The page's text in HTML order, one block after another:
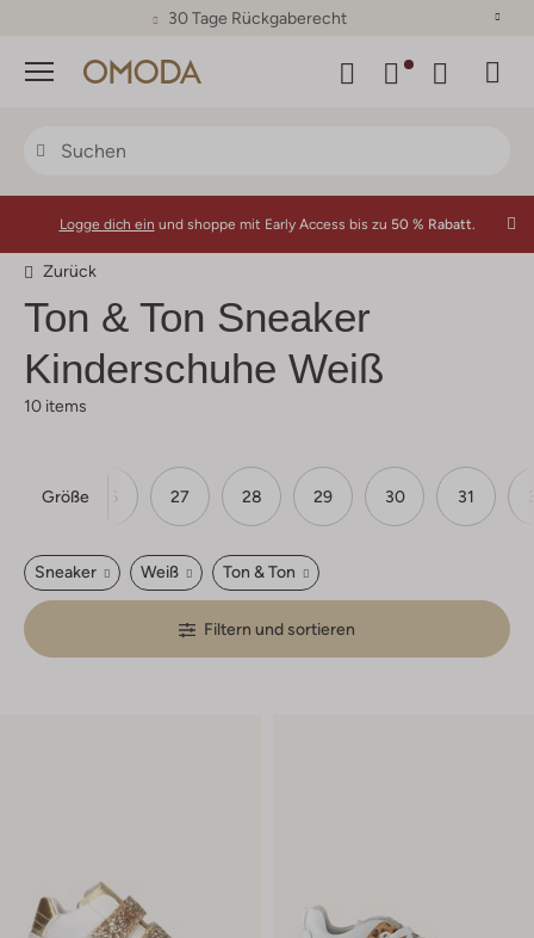
30 Tage Rückgaberecht
Menü
Logge dich ein und shoppe mit Early Access bis zu 50 % Rabatt.
Zurück
Ton & Ton Sneaker
Kinderschuhe Weiß
10 items
Größe
25 26 27 28 29 30 31
Sneaker Weiß Ton & Ton
Filtern und sortieren